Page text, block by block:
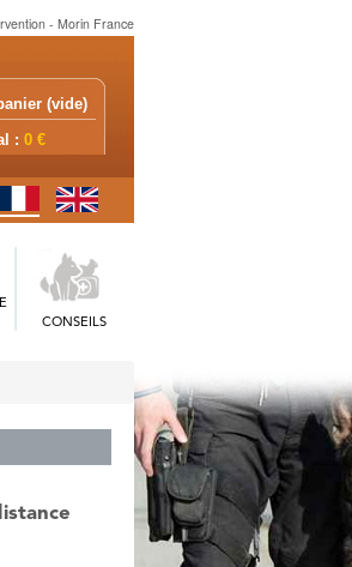
- Morin France
(vide)
: 0 €
CONSEILS